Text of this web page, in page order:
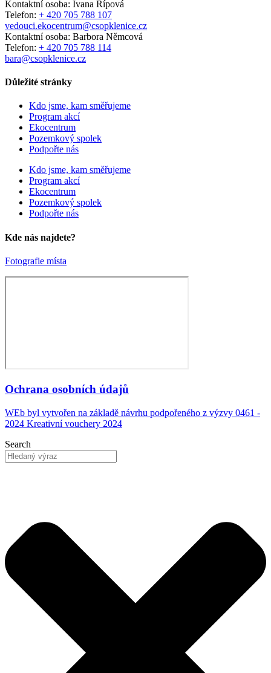
Kontaktní osoba: Ivana Řípová
Telefon: + 420 705 788 107
vedouci.ekocentrum@csopklenice.cz
Kontaktní osoba: Barbora Němcová
Telefon: + 420 705 788 114
bara@csopklenice.cz
Důležité stránky
Kdo jsme, kam směřujeme
Program akcí
Ekocentrum
Pozemkový spolek
Podpořte nás
Kdo jsme, kam směřujeme
Program akcí
Ekocentrum
Pozemkový spolek
Podpořte nás
Kde nás najdete?
Fotografie místa
Ochrana osobních údajů
WEb byl vytvořen na základě návrhu podpořeného z výzvy 0461 -
2024 Kreativní vouchery 2024
Search